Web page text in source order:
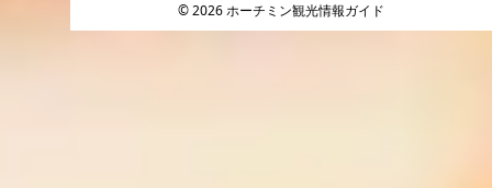
© 2026 ホーチミン観光情報ガイド